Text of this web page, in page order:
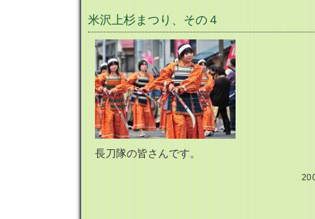
米沢上杉まつり、その４
長刀隊の皆さんです。